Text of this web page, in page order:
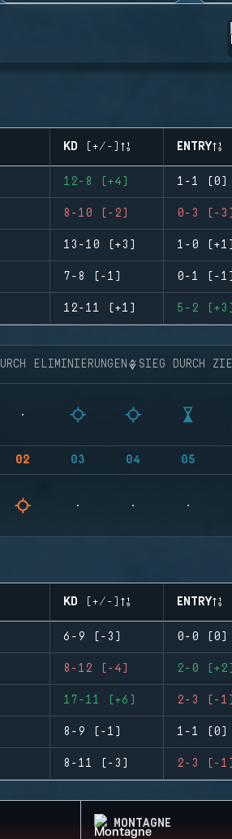
KD (+/-) ENTRY
12-8 (+4) 1-1 (0)
8-10 (-2) 0-3 (-3)
13-10 (+3) 1-0 (+1)
7-8 (-1) 0-1 (-1)
12-11 (+1) 5-2 (+3)
ELIMINIERUNGEN SIEG DURCH
02 03 04 05
KD (+/-) ENTRY
6-9 (-3) 0-0 (0)
8-12 (-4) 2-0 (+2)
17-11 (+6) 2-3 (-1)
8-9 (-1) 1-1 (0)
8-11 (-3) 2-3 (-1)
MONTAGNE